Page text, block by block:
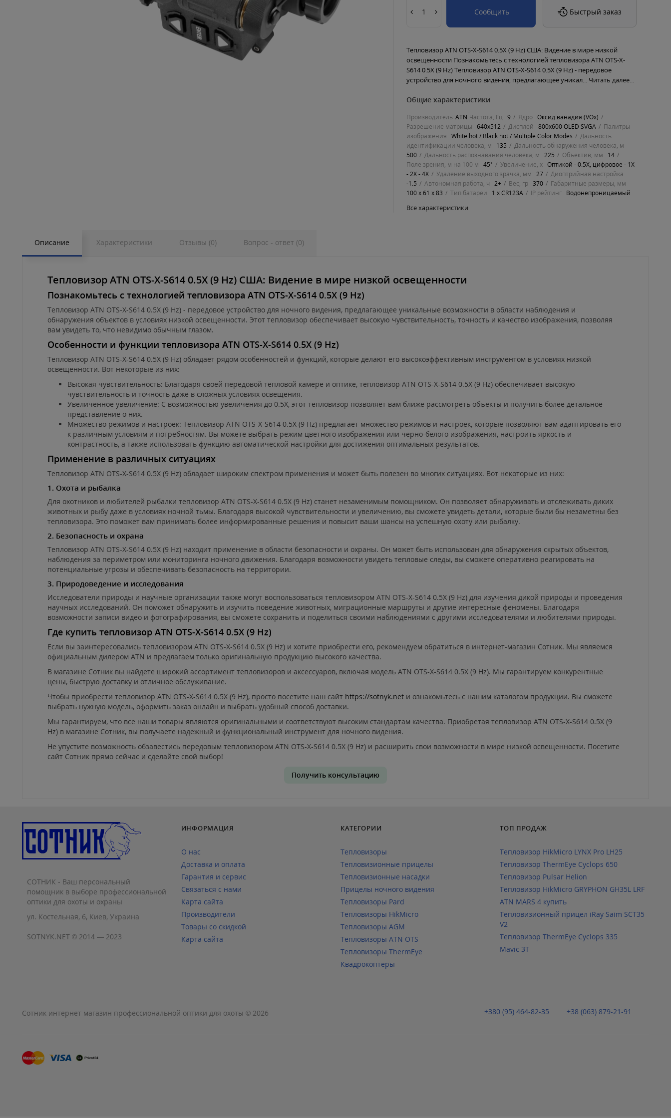
Сообщить Быстрый заказ
Тепловизор ATN OTS-X-S614 0.5X (9 Hz) США: Видение в мире низкой
освещенности Познакомьтесь с технологией тепловизора ATN OTS-X-
S614 0.5X (9 Hz) Тепловизор ATN OTS-X-S614 0.5X (9 Hz) - передовое
устройство для ночного видения, предлагающее уникал... Читать далее...
Общие характеристики
Производитель ATN Частота, Гц 9 Ядро Оксид ванадия (VOx)
Разрешение матрицы
640x512 Дисплей 800x600 OLED SVGA
Палитры
изображения
White hot / Black hot / Multiple Color Modes
Дальность
идентификации человека, м
135
Дальность обнаружения человека, м
500
Дальность распознавания человека, м 225 Объектив, мм
14
Поле зрения, м на 100 м
45° Увеличение, х Оптикой - 0.5X, цифровое - 1X
- 2X - 4X
Удаление выходного зрачка, мм 27
Диоптрийная настройка
-1.5
Автономная работа, ч 2+ Вес, гр 370
Габаритные размеры, мм
100 x 61 x 83
Тип батареи 1 x CR123A IP рейтинг Водонепроницаемый
Все характеристики
Описание Характеристики Отзывы (0) Вопрос - ответ (0)
Тепловизор ATN OTS-X-S614 0.5X (9 Hz) США: Видение в мире низкой освещенности
Познакомьтесь с технологией тепловизора ATN OTS-X-S614 0.5X (9 Hz)
Тепловизор ATN OTS-X-S614 0.5X (9 Hz) - передовое устройство для ночного видения, предлагающее уникальные возможности в области наблюдения и
обнаружения объектов в условиях низкой освещенности. Этот тепловизор обеспечивает высокую чувствительность, точность и качество изображения, позволяя
вам увидеть то, что невидимо обычным глазом.
Особенности и функции тепловизора ATN OTS-X-S614 0.5X (9 Hz)
Тепловизор ATN OTS-X-S614 0.5X (9 Hz) обладает рядом особенностей и функций, которые делают его высокоэффективным инструментом в условиях низкой
освещенности. Вот некоторые из них:
Высокая чувствительность: Благодаря своей передовой тепловой камере и оптике, тепловизор ATN OTS-X-S614 0.5X (9 Hz) обеспечивает высокую
чувствительность и точность даже в сложных условиях освещения.
Увеличенное увеличение: С возможностью увеличения до 0.5X, этот тепловизор позволяет вам ближе рассмотреть объекты и получить более детальное
представление о них.
Множество режимов и настроек: Тепловизор ATN OTS-X-S614 0.5X (9 Hz) предлагает множество режимов и настроек, которые позволяют вам адаптировать его
к различным условиям и потребностям. Вы можете выбрать режим цветного изображения или черно-белого изображения, настроить яркость и
контрастность, а также использовать функцию автоматической настройки для достижения оптимальных результатов.
Применение в различных ситуациях
Тепловизор ATN OTS-X-S614 0.5X (9 Hz) обладает широким спектром применения и может быть полезен во многих ситуациях. Вот некоторые из них:
1. Охота и рыбалка
Для охотников и любителей рыбалки тепловизор ATN OTS-X-S614 0.5X (9 Hz) станет незаменимым помощником. Он позволяет обнаруживать и отслеживать диких
животных и рыбу даже в условиях ночной тьмы. Благодаря высокой чувствительности и увеличению, вы сможете увидеть детали, которые были бы незаметны без
тепловизора. Это поможет вам принимать более информированные решения и повысит ваши шансы на успешную охоту или рыбалку.
2. Безопасность и охрана
Тепловизор ATN OTS-X-S614 0.5X (9 Hz) находит применение в области безопасности и охраны. Он может быть использован для обнаружения скрытых объектов,
наблюдения за периметром или мониторинга ночного движения. Благодаря возможности увидеть тепловые следы, вы сможете оперативно реагировать на
потенциальные угрозы и обеспечивать безопасность на территории.
3. Природоведение и исследования
Исследователи природы и научные организации также могут воспользоваться тепловизором ATN OTS-X-S614 0.5X (9 Hz) для изучения дикой природы и проведения
научных исследований. Он поможет обнаружить и изучить поведение животных, миграционные маршруты и другие интересные феномены. Благодаря
возможности записи видео и фотографирования, вы сможете сохранить и поделиться своими наблюдениями с другими исследователями и любителями природы.
Где купить тепловизор ATN OTS-X-S614 0.5X (9 Hz)
Если вы заинтересовались тепловизором ATN OTS-X-S614 0.5X (9 Hz) и хотите приобрести его, рекомендуем обратиться в интернет-магазин Сотник. Мы являемся
официальным дилером ATN и предлагаем только оригинальную продукцию высокого качества.
В магазине Сотник вы найдете широкий ассортимент тепловизоров и аксессуаров, включая модель ATN OTS-X-S614 0.5X (9 Hz). Мы гарантируем конкурентные
цены, быструю доставку и отличное обслуживание.
Чтобы приобрести тепловизор ATN OTS-X-S614 0.5X (9 Hz), просто посетите наш сайт https://sotnyk.netи ознакомьтесь с нашим каталогом продукции. Вы сможете
выбрать нужную модель, оформить заказ онлайн и выбрать удобный способ доставки.
Мы гарантируем, что все наши товары являются оригинальными и соответствуют высоким стандартам качества. Приобретая тепловизор ATN OTS-X-S614 0.5X (9
Hz) в магазине Сотник, вы получаете надежный и функциональный инструмент для ночного видения.
Не упустите возможность обзавестись передовым тепловизором ATN OTS-X-S614 0.5X (9 Hz) и расширить свои возможности в мире низкой освещенности. Посетите
сайт Сотник прямо сейчас и сделайте свой выбор!
Получить консультацию
СОТНИК - Ваш персональный
помощник в выборе профессиональной
оптики для охоты и охраны
ул. Костельная, 6, Киев, Украина
SOTNYK.NET © 2014 — 2023
ИНФОРМАЦИЯ
О нас
Доставка и оплата
Гарантия и сервис
Связаться с нами
Карта сайта
Производители
Товары со скидкой
Карта сайта
КАТЕГОРИИ
Тепловизоры
Тепловизионные прицелы
Тепловизионные насадки
Прицелы ночного видения
Тепловизоры Pard
Тепловизоры HikMicro
Тепловизоры AGM
Тепловизоры ATN OTS
Тепловизоры ThermEye
Квадрокоптеры
ТОП ПРОДАЖ
Тепловизор HikMicro LYNX Pro LH25
Тепловизор ThermEye Cyclops 650
Тепловизор Pulsar Helion
Тепловизор HikMicro GRYPHON GH35L LRF
ATN MARS 4 купить
Тепловизионный прицел iRay Saim SCT35
V2
Тепловизор ThermEye Cyclops 335
Mavic 3T
Сотник интернет магазин профессиональной оптики для охоты © 2026 +380 (95) 464-82-35 +38 (063) 879-21-91